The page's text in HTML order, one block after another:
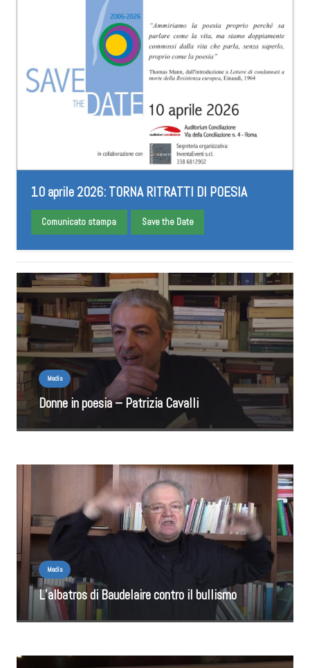
10 aprile 2026: TORNA RITRATTI DI POESIA
Comunicato stampa Save the Date
Media
Donne in poesia – Patrizia Cavalli
Media
L’albatros di Baudelaire contro il bullismo